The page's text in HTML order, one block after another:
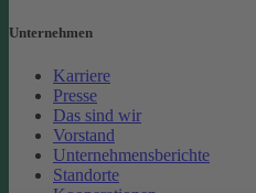
Unternehmen
Karriere
Presse
Das sind wir
Vorstand
Unternehmensberichte
Standorte